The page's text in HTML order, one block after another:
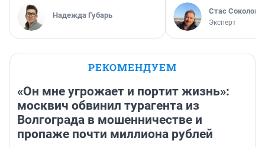
Надежда Губарь Стас Соколов
Эксперт
РЕКОМЕНДУЕМ
«Он мне угрожает и портит жизнь»:
москвич обвинил турагента из
Волгограда в мошенничестве и
пропаже почти миллиона рублей